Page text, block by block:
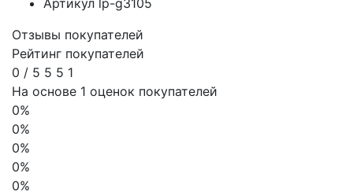
Артикул lp-g3105
Отзывы покупателей
Рейтинг покупателей
0 / 5 5 5 1
На основе 1 оценок покупателей
0%
0%
0%
0%
0%